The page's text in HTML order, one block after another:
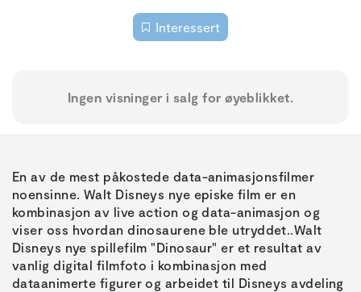
Interessert
Ingen visninger i salg for øyeblikket.
En av de mest påkostede data-animasjonsfilmer
noensinne. Walt Disneys nye episke film er en
kombinasjon av live action og data-animasjon og
viser oss hvordan dinosaurene ble utryddet..Walt
Disneys nye spillefilm "Dinosaur" er et resultat av
vanlig digital filmfoto i kombinasjon med
dataanimerte figurer og arbeidet til Disneys avdeling